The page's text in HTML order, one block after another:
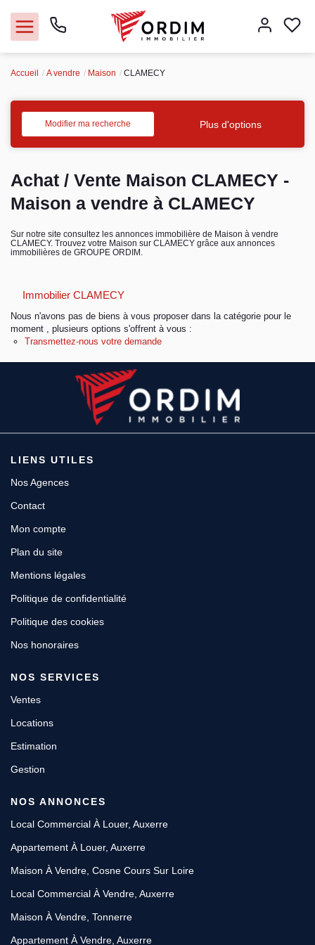
Acheter
Vendre
Immobilier pro
Syndic
Espace client
Accueil A vendre Maison CLAMECY
Modifier ma recherche Plus d'options
Achat / Vente Maison CLAMECY -
Maison a vendre à CLAMECY
Sur notre site consultez les annonces immobilière de Maison à vendre
CLAMECY. Trouvez votre Maison sur CLAMECY grâce aux annonces
immobilières de GROUPE ORDIM.
Immobilier CLAMECY
Nous n'avons pas de biens à vous proposer dans la catégorie pour le
moment , plusieurs options s'offrent à vous :
Transmettez-nous votre demande
LIENS UTILES
Nos Agences
Contact
Mon compte
Plan du site
Mentions légales
Politique de confidentialité
Politique des cookies
Nos honoraires
NOS SERVICES
Ventes
Locations
Estimation
Gestion
NOS ANNONCES
Local Commercial À Louer, Auxerre
Appartement À Louer, Auxerre
Maison À Vendre, Cosne Cours Sur Loire
Local Commercial À Vendre, Auxerre
Maison À Vendre, Tonnerre
Appartement À Vendre, Auxerre